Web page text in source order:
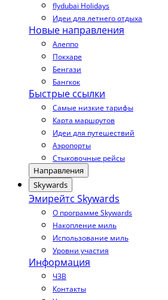
flydubai Holidays
Идеи для летнего отдыха
Новые направления
Алеппо
Покхаре
Бенгази
Бангкок
Быстрые ссылки
Самые низкие тарифы
Карта маршрутов
Идеи для путешествий
Аэропорты
Стыковочные рейсы
Направления
Skywards
Эмирейтс Skywards
О программе Skywards
Накопление миль
Использование миль
Уровни участия
Информация
ЧЗВ
Контакты